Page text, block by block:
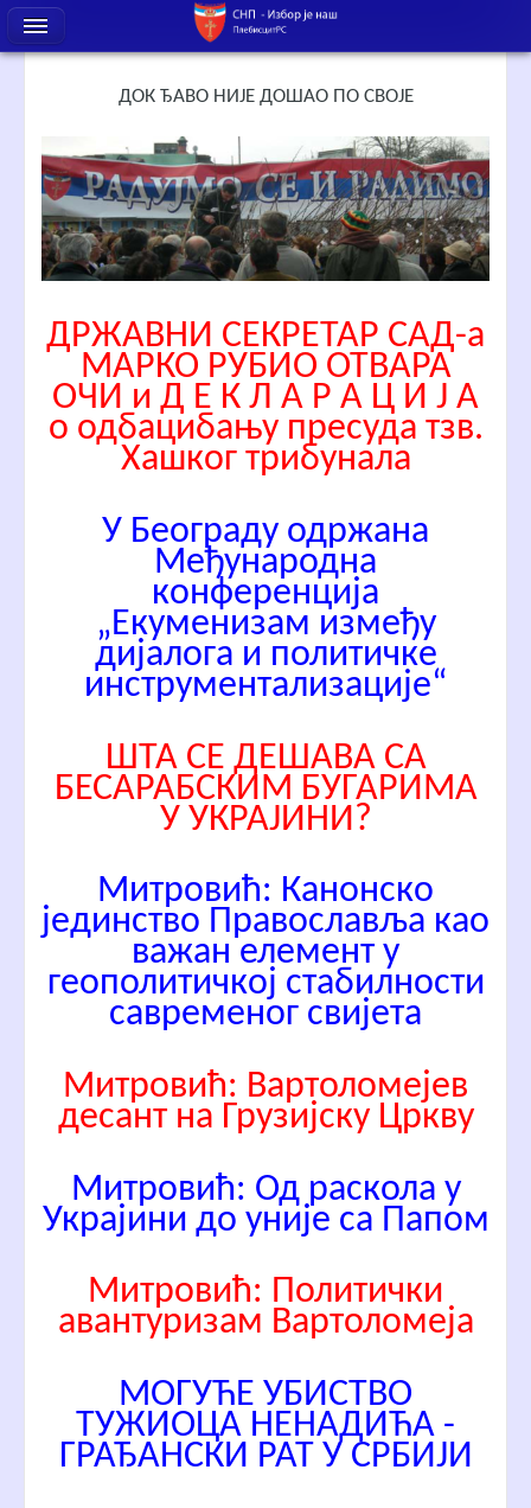
ДОК ЂАВО НИЈЕ ДОШАО ПО СВОЈЕ
ДРЖАВНИ СЕКРЕТАР САД-а
МАРКО РУБИО ОТВАРА
ОЧИ и Д Е К Л А Р А Ц И Ј А
о одбацибању пресуда тзв.
Хашког трибунала
У Београду одржана
Међународна
конференција
„Екуменизам између
дијалога и политичке
инструментализације“
ШТА СЕ ДЕШАВА СА
БЕСАРАБСКИМ БУГАРИМА
У УКРАЈИНИ?
Митровић: Канонско
јединство Православља као
важан елемент у
геополитичкој стабилности
савременог свијета
Митровић: Вартоломејев
десант на Грузијску Цркву
Митровић: Од раскола у
Украјини до уније са Папом
Митровић: Политички
авантуризам Вартоломеја
МОГУЋЕ УБИСТВО
ТУЖИОЦА НЕНАДИЋА -
ГРАЂАНСКИ РАТ У СРБИЈИ